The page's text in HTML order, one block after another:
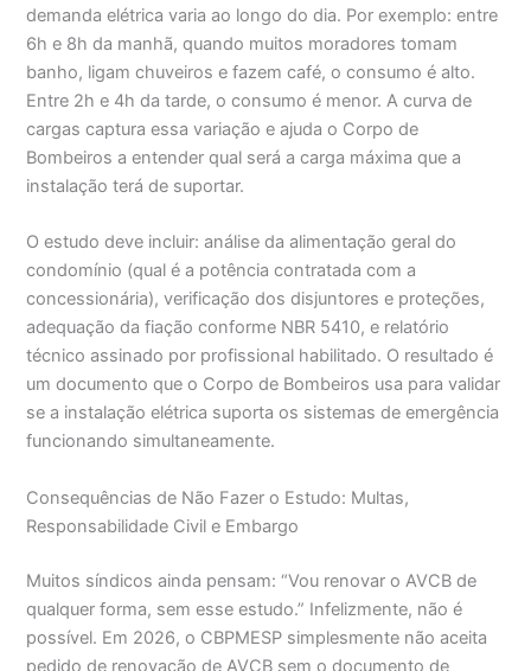
demanda elétrica varia ao longo do dia. Por exemplo: entre
6h e 8h da manhã, quando muitos moradores tomam
banho, ligam chuveiros e fazem café, o consumo é alto.
Entre 2h e 4h da tarde, o consumo é menor. A curva de
cargas captura essa variação e ajuda o Corpo de
Bombeiros a entender qual será a carga máxima que a
instalação terá de suportar.
O estudo deve incluir: análise da alimentação geral do
condomínio (qual é a potência contratada com a
concessionária), verificação dos disjuntores e proteções,
adequação da fiação conforme NBR 5410, e relatório
técnico assinado por profissional habilitado. O resultado é
um documento que o Corpo de Bombeiros usa para validar
se a instalação elétrica suporta os sistemas de emergência
funcionando simultaneamente.
Consequências de Não Fazer o Estudo: Multas,
Responsabilidade Civil e Embargo
Muitos síndicos ainda pensam: “Vou renovar o AVCB de
qualquer forma, sem esse estudo.” Infelizmente, não é
possível. Em 2026, o CBPMESP simplesmente não aceita
pedido de renovação de AVCB sem o documento de